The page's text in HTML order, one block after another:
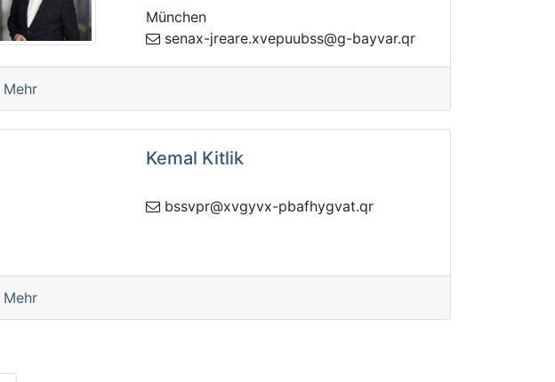
München
rq.ravyab-g@ssb
uupevx.eraerj-xanes
Mehr
Kemal Kitlik
rq.tav
gyhfabp-xvygvx@rpvssb
Mehr